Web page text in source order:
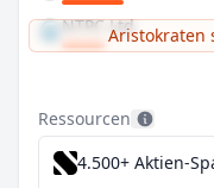
NTPC LtdAristokraten
Ressourcen
4.500+ Aktien-